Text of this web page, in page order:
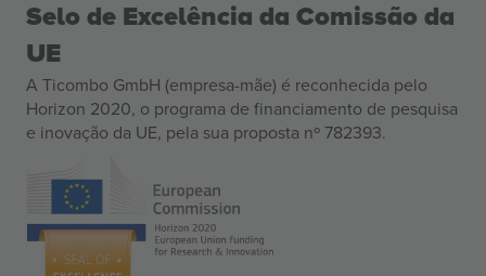
Selo de Excelência da Comissão da
UE
A Ticombo GmbH (empresa-mãe) é reconhecida pelo
Horizon 2020, o programa de financiamento de pesquisa
e inovação da UE, pela sua proposta nº 782393.